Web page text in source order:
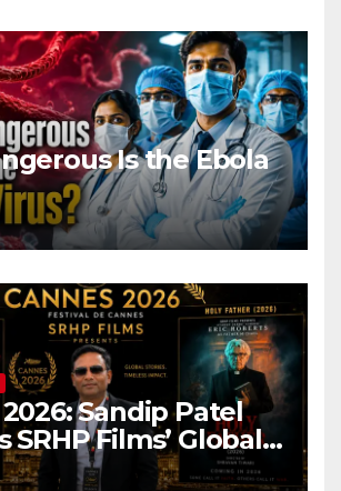
Is the Ebola
Sandip Patel
SRHP Films’ Global